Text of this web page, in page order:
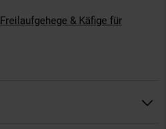
Freilaufgehege & Käfige für